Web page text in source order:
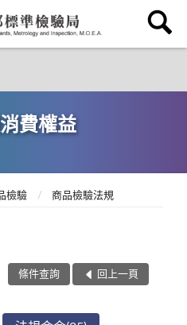
費權益
檢驗 商品檢驗法規
條件查詢 回上一頁